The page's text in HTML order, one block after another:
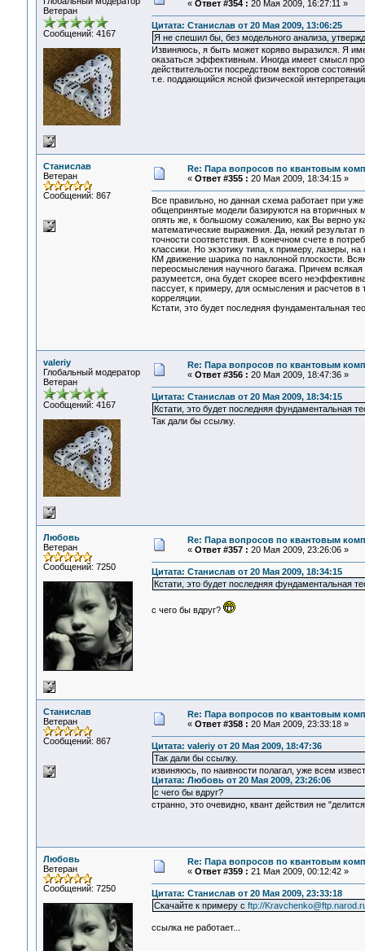
Ветеран
Сообщений: 4167
« Ответ #354 : 20 Мая 2009, 16:27:11 »
Цитата: Станислав от 20 Мая 2009, 13:06:25
Я не спешил бы, без модельного анализа,
Извиняюсь, я быть может коряво выразился. Я
оказаться эффективным. Иногда имеет смысл
действительости посредством векторов
т.е. поддающийся ясной физической
Станислав
Ветеран
Сообщений: 867
Re: Пара вопросов по квантовым
« Ответ #355 : 20 Мая 2009, 18:34:15 »
Все правильно, но данная схема работает при
общепринятые модели базируются на вторичных
опять же, к большому сожалению, как Вы верно
математические выражения. Да, некий результат
точности соответствия. В конечном счете в
классики. Но экзотику типа, к примеру, лазеры,
КМ движение шарика по наклонной плоскости.
переосмысления научного багажа. Причем
разумеется, она будет скорее всего
пассует, к примеру, для осмысления и расчетов
корреляции.
Кстати, это будет последняя фундаментальная
valeriy
Глобальный модератор
Ветеран
Сообщений: 4167
Re: Пара вопросов по квантовым
« Ответ #356 : 20 Мая 2009, 18:47:36 »
Цитата: Станислав от 20 Мая 2009, 18:34:15
Кстати, это будет последняя фундаментальная
Так дали бы ссылку.
Любовь
Ветеран
Сообщений: 7250
Re: Пара вопросов по квантовым
« Ответ #357 : 20 Мая 2009, 23:26:06 »
Цитата: Станислав от 20 Мая 2009, 18:34:15
Кстати, это будет последняя фундаментальная
с чего бы вдруг?
Станислав
Ветеран
Сообщений: 867
Re: Пара вопросов по квантовым
« Ответ #358 : 20 Мая 2009, 23:33:18 »
Цитата: valeriy от 20 Мая 2009, 18:47:36
Так дали бы ссылку.
извиняюсь, по наивности полагал, уже всем
Цитата: Любовь от 20 Мая 2009, 23:26:06
с чего бы вдруг?
странно, это очевидно, квант действия не
Любовь
Ветеран
Сообщений: 7250
Re: Пара вопросов по квантовым
« Ответ #359 : 21 Мая 2009, 00:12:42 »
Цитата: Станислав от 20 Мая 2009, 23:33:18
Скачайте к примеру с ftp://
ссылка не работает...